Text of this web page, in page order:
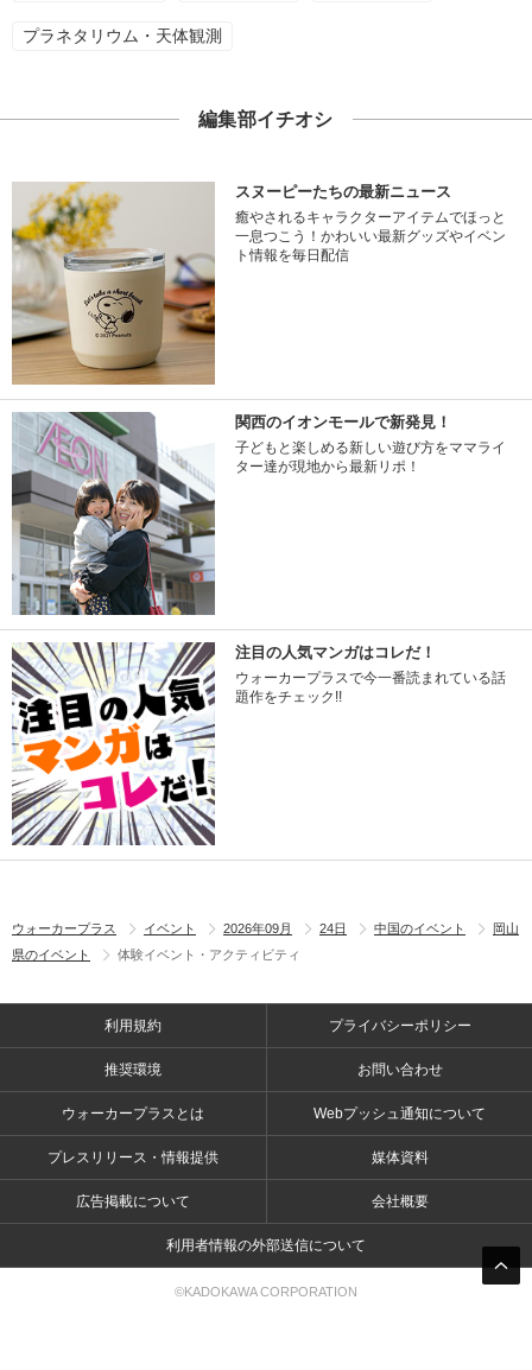
プラネタリウム・天体観測
編集部イチオシ
スヌーピーたちの最新ニュース
癒やされるキャラクターアイテムでほっと
一息つこう！かわいい最新グッズやイベン
ト情報を毎日配信
関西のイオンモールで新発見！
子どもと楽しめる新しい遊び方をママライ
ター達が現地から最新リポ！
注目の人気マンガはコレだ！
ウォーカープラスで今一番読まれている話
題作をチェック!!
ウォーカープラス イベント 2026年09月 24日 中国のイベント
岡山
県のイベント
体験イベント・アクティビティ
利用規約 プライバシーポリシー
推奨環境 お問い合わせ
ウォーカープラスとは Webプッシュ通知について
プレスリリース・情報提供 媒体資料
広告掲載について 会社概要
利用者情報の外部送信について
©KADOKAWA CORPORATION